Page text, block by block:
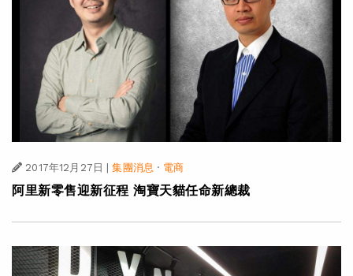
2017年12月27日 集團消息 · 電商
阿里新零售迎新征程 淘寶天貓任命新總裁